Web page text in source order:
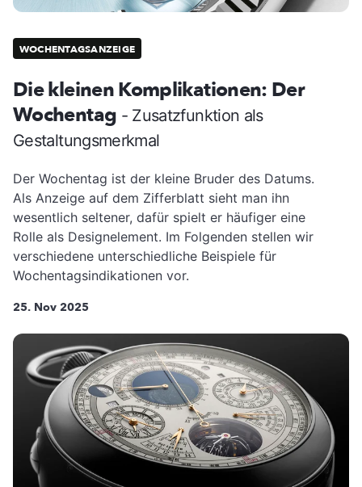
WOCHENTAGSANZEIGE
Die kleinen Komplikationen: Der
Wochentag - Zusatzfunktion als
Gestaltungsmerkmal
Der Wochentag ist der kleine Bruder des Datums.
Als Anzeige auf dem Zifferblatt sieht man ihn
wesentlich seltener, dafür spielt er häufiger eine
Rolle als Designelement. Im Folgenden stellen wir
verschiedene unterschiedliche Beispiele für
Wochentagsindikationen vor.
25. Nov 2025